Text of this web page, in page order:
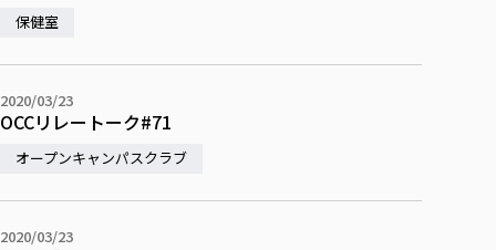
実学臨床教育（総合福祉学部のみ履修可能）
教育実践活動（教育学科学生のみ受講可能）
禅のこころ
学びのサポート
学費（学部学科）
授業料減免・奨学金等
学生自主活動支援
社会人学生の育児支援（一時預かり）
被災地の子ども支援活動
保健室
2020/03/23
OCCリレートーク#71
オープンキャンパスクラブ
2020/03/23